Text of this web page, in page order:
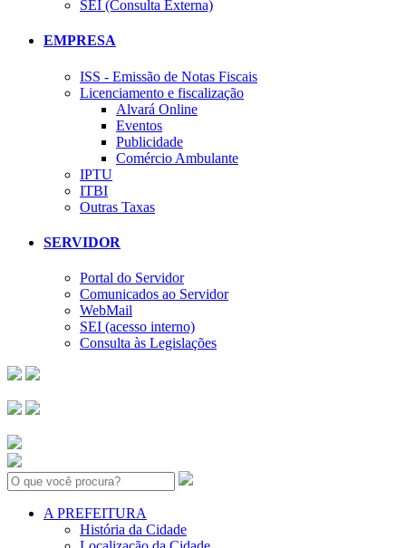
SEI (Consulta Externa)
EMPRESA
ISS - Emissão de Notas Fiscais
Licenciamento e fiscalização
Alvará Online
Eventos
Publicidade
Comércio Ambulante
IPTU
ITBI
Outras Taxas
SERVIDOR
Portal do Servidor
Comunicados ao Servidor
WebMail
SEI (acesso interno)
Consulta às Legislações
Search:
A PREFEITURA
História da Cidade